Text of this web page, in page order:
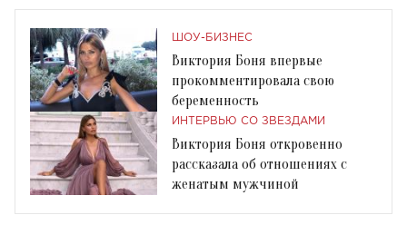
ШОУ-БИЗНЕС
Виктория Боня впервые
прокомментировала свою
беременность
ИНТЕРВЬЮ СО ЗВЕЗДАМИ
Виктория Боня откровенно
рассказала об отношениях с
женатым мужчиной